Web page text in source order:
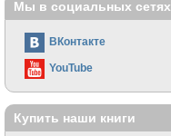
Мы в социальных сетях
ВКонтакте
YouTube
Купить наши книги